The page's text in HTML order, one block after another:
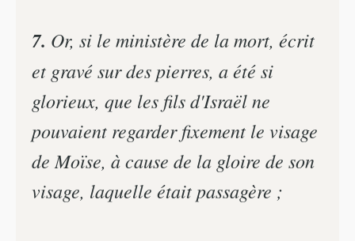
7. Or, si le ministère de la mort, écrit
et gravé sur des pierres, a été si
glorieux, que les fils d'Israël ne
pouvaient regarder fixement le visage
de Moïse, à cause de la gloire de son
visage, laquelle était passagère ;